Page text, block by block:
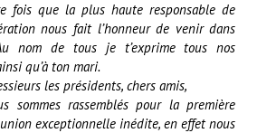
fois que la plus haute responsable de
nous fait l’honneur de venir dans
nom de tous je t’exprime tous nos
qu’à ton mari.
les présidents, chers amis,
sommes rassemblés pour la première
exceptionnelle inédite, en effet nous